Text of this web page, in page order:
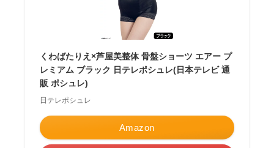
くわばたりえ×芦屋美整体 骨盤ショーツ エアー プ
レミアム ブラック 日テレポシュレ(日本テレビ 通
販 ポシュレ)
日テレポシュレ
Amazon